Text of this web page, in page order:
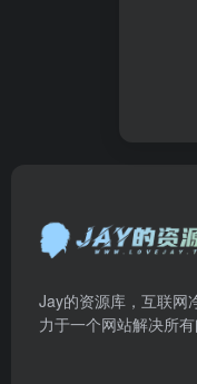
Jay的资源库，互联网
力于一个网站解决所